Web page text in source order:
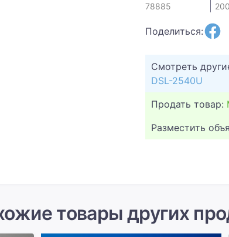
78885
Поделиться:
Смотреть
DSL-2540U
Продать товар:
Разместить
товары других